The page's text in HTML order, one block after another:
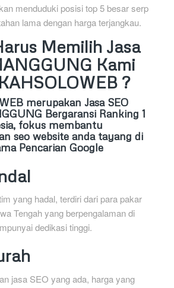
menduduki posisi top 5 besar serp
lama dengan harga terjangkau.
Memilih Jasa
Kami
?
merupakan Jasa SEO
Bergaransi Ranking 1
fokus membantu
seo website anda tayang di
Pencarian Google
yang hadal, terdiri dari para pakar
Tengah yang berpengalaman di
dedikasi tinggi.
jasa SEO yang ada, harga yang